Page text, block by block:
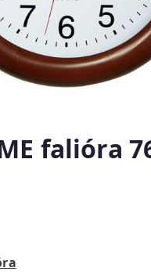
falióra